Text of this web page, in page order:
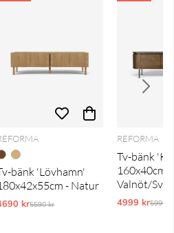
bänk 'Lövhamn'
- Natur
krOrdinarie pris:
5590 kr
REFORMA
Tv-bänk
160x40cm -
Valnöt/
4999 kr5990 kr